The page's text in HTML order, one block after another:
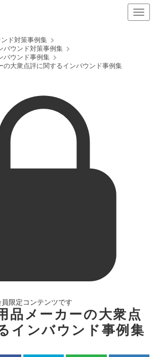
ナ
ビ
ド対策事例集
バウンド対策事例集
バウンド事例集
の大衆点評に関するインバウンド事例集
限定コンテンツです
品メーカーの大衆点
インバウンド事例集